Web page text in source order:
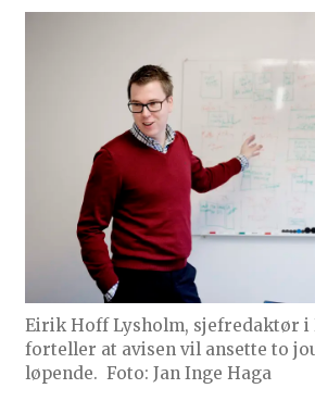
Eirik Hoff Lysholm, sjefredaktør i
forteller at avisen vil ansette to
løpende. Foto: Jan Inge Haga